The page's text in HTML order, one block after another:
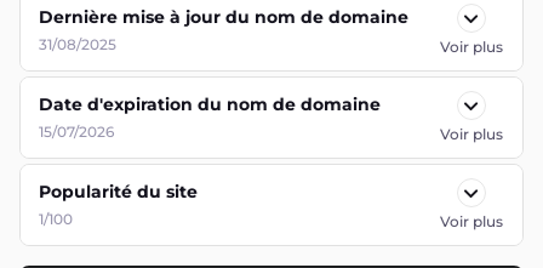
Dernière mise à jour du nom de domaine
31/08/2025 Voir plus
Date d'expiration du nom de domaine
15/07/2026 Voir plus
Popularité du site
1/100 Voir plus